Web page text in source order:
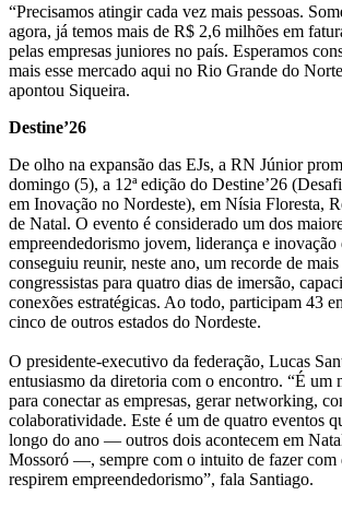
“Precisamos atingir cada vez mais pessoas.
agora, já temos mais de R$ 2,6 milhões em
pelas empresas juniores no país. Esperamos
mais esse mercado aqui no Rio Grande do
apontou Siqueira.
Destine’26
De olho na expansão das EJs, a RN Júnior
domingo (5), a 12ª edição do Destine’26
em Inovação no Nordeste), em Nísia Floresta,
de Natal. O evento é considerado um dos
empreendedorismo jovem, liderança e inovação
conseguiu reunir, neste ano, um recorde de
congressistas para quatro dias de imersão,
conexões estratégicas. Ao todo, participam 43
cinco de outros estados do Nordeste.
O presidente-executivo da federação, Lucas
entusiasmo da diretoria com o encontro. “É um
para conectar as empresas, gerar networking,
colaboratividade. Este é um de quatro eventos
longo do ano — outros dois acontecem em
Mossoró —, sempre com o intuito de fazer com
respirem empreendedorismo”, fala Santiago.